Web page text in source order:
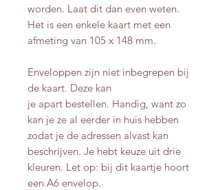
worden. Laat dit dan even weten.
Het is een enkele kaart met een
afmeting van 105 x 148 mm.
Enveloppen zijn niet inbegrepen bij
de kaart. Deze kan
je apart bestellen. Handig, want zo
kan je ze al eerder in huis hebben
zodat je de adressen alvast kan
beschrijven. Je hebt keuze uit drie
kleuren. Let op: bij dit kaartje hoort
een A6 envelop.